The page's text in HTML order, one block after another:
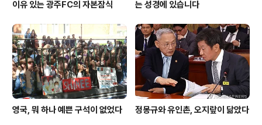
이유 있는 광주FC의 자본잠식
는 성경에 있습니다
영국, 뭐 하나 예쁜 구석이 없었다 정몽규와 유인촌, 오지랖이 닮았다